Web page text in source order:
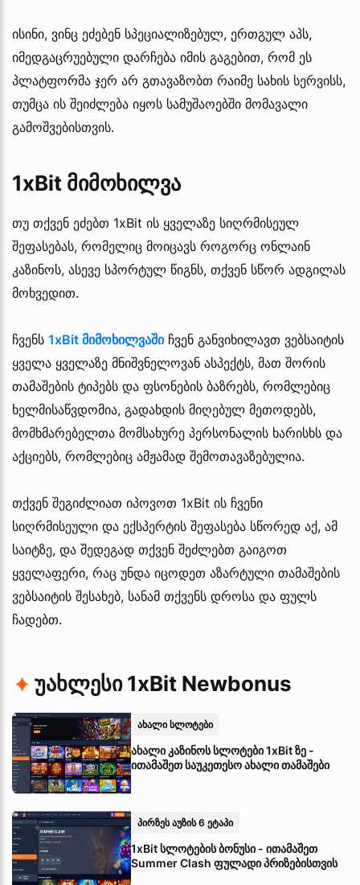
ისინი, ვინც ეძებენ სპეციალიზებულ, ერთგულ აპს,
იმედგაცრუებული დარჩება იმის გაგებით, რომ ეს
პლატფორმა ჯერ არ გთავაზობთ რაიმე სახის სერვისს,
თუმცა ის შეიძლება იყოს სამუშაოებში მომავალი
გამოშვებისთვის.
1xBit მიმოხილვა
თუ თქვენ ეძებთ 1xBit ის ყველაზე სიღრმისეულ
შეფასებას, რომელიც მოიცავს როგორც ონლაინ
კაზინოს, ასევე სპორტულ წიგნს, თქვენ სწორ ადგილას
მოხვედით.
ჩვენს 1xBit მიმოხილვაშიჩვენ განვიხილავთ ვებსაიტის
ყველა ყველაზე მნიშვნელოვან ასპექტს, მათ შორის
თამაშების ტიპებს და ფსონების ბაზრებს, რომლებიც
ხელმისაწვდომია, გადახდის მიღებულ მეთოდებს,
მომხმარებელთა მომსახურე პერსონალის ხარისხს და
აქციებს, რომლებიც ამჟამად შემოთავაზებულია.
თქვენ შეგიძლიათ იპოვოთ 1xBit ის ჩვენი
სიღრმისეული და ექსპერტის შეფასება სწორედ აქ, ამ
საიტზე, და შედეგად თქვენ შეძლებთ გაიგოთ
ყველაფერი, რაც უნდა იცოდეთ აზარტული თამაშების
ვებსაიტის შესახებ, სანამ თქვენს დროსა და ფულს
ჩადებთ.
უახლესი 1xBit Newbonus
ახალი სლოტები
ახალი კაზინოს სლოტები 1xBit ზე -
ითამაშეთ საუკეთესო ახალი თამაშები
პირზეს აუზის 6 ეტაპი
1xBit სლოტების ბონუსი - ითამაშეთ
Summer Clash ფულადი პრიზებისთვის